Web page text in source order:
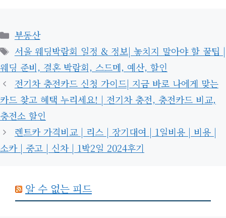
카
테
고
리
부동산
태
그
서울 웨딩박람회 일정 & 정보| 놓치지 말아야 할 꿀팁 |
웨딩 준비, 결혼 박람회, 스드메, 예산, 할인
전기차 충전카드 신청 가이드| 지금 바로 나에게 맞는
카드 찾고 혜택 누리세요! | 전기차 충전, 충전카드 비교,
충전소 할인
렌트카 가격비교 | 리스 | 장기대여 | 1일비용 | 비용 |
소카 | 중고 | 신차 | 1박2일 2024후기
알 수 없는 피드